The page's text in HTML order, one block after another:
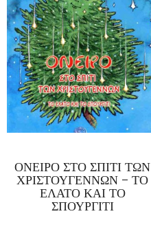
ΟΝΕΙΡΟ ΣΤΟ ΣΠΙΤΙ ΤΩΝ
ΧΡΙΣΤΟΥΓΕΝΝΩΝ – ΤΟ
ΕΛΑΤΟ ΚΑΙ ΤΟ
ΣΠΟΥΡΓΙΤΙ